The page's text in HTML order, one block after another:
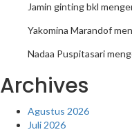
Jamin ginting bkl
Yakomina Marandof
Nadaa Puspitasari
Archives
Agustus 2026
Juli 2026